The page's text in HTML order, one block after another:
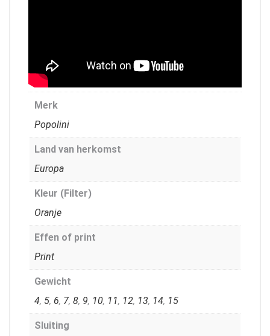
Merk
Popolini
Land van herkomst
Europa
Kleur (Filter)
Oranje
Effen of print
Print
Gewicht
4, 5, 6, 7, 8, 9, 10, 11, 12, 13, 14, 15
Sluiting